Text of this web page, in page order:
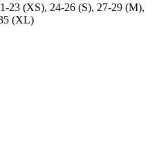
23 (XS), 24-26 (S), 27-29 (M),
(XL)